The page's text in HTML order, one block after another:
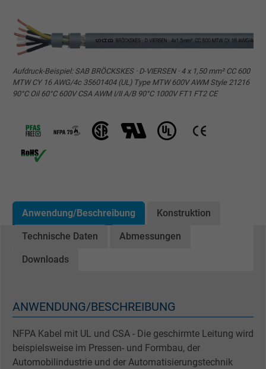
Aufdruck-Beispiel: SAB BRÖCKSKES · D-VIERSEN · 4 x 1,50 mm² CC 600
MTW CY 16 AWG/4c 35601404 (UL) Type MTW 600V AWM Style 21216
90°C Oil 60°C 600V CSA AWM I/II A/B 90°C 1000V FT1 FT2 CE
Anwendung/Beschreibung Konstruktion
Technische Daten Abmessungen
Downloads
ANWENDUNG/BESCHREIBUNG
NFPA Kabel mit UL und CSA - Die geschirmte Leitung wird
beispielsweise im Pressen- und Formbau, der
Automobilindustrie und der Automatisierungstechnik